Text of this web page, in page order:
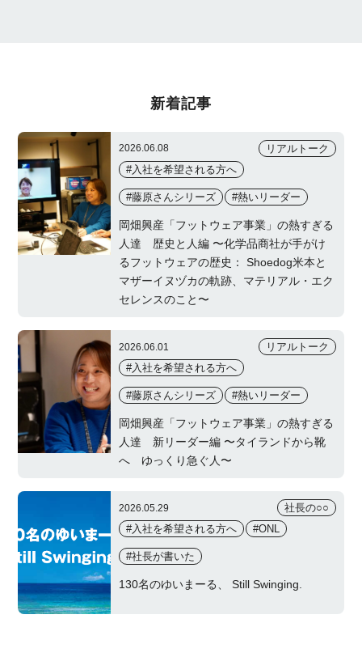
新着記事
2026.06.08
リアルトーク
#入社を希望される方へ
#藤原さんシリーズ #熱いリーダー
岡畑興産「フットウェア事業」の熱すぎる
人達 歴史と人編 〜化学品商社が手がけ
るフットウェアの歴史： Shoedog米本と
マザーイヌヅカの軌跡、マテリアル・エク
セレンスのこと〜
2026.06.01
リアルトーク
#入社を希望される方へ
#藤原さんシリーズ #熱いリーダー
岡畑興産「フットウェア事業」の熱すぎる
人達 新リーダー編 〜タイランドから靴
へ ゆっくり急ぐ人〜
2026.05.29
社長の○○
#入社を希望される方へ
#ONL
#社長が書いた
130名のゆいまーる、 Still Swinging.